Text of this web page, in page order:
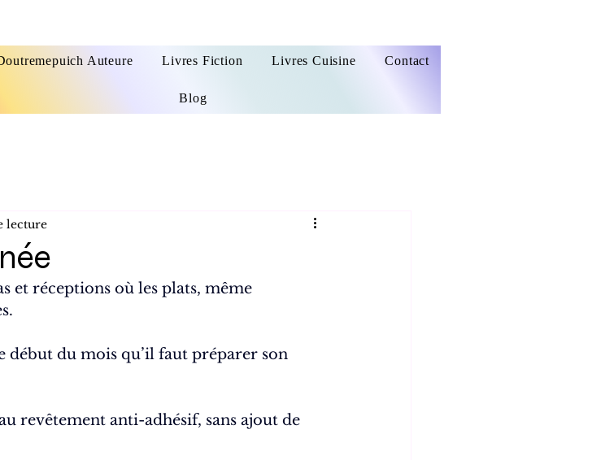
Auteure Livres Fiction Livres Cuisine Contact
Blog
lecture
et réceptions où les plats, même
début du mois qu’il faut préparer son
revêtement anti-adhésif, sans ajout de